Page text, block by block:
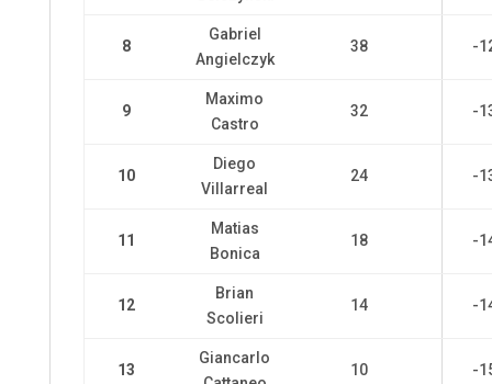
8
Gabriel
Angielczyk
38 -
9
Maximo
Castro
32 -
10
Diego
Villarreal
24 -
11
Matias
Bonica
18 -
12
Brian
Scolieri
14 -
13
Giancarlo
10 -